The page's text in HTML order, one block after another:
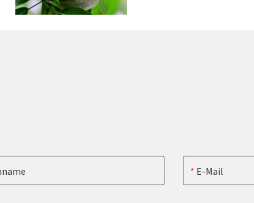
E-Mail